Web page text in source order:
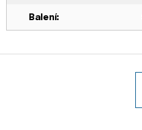
Balení: